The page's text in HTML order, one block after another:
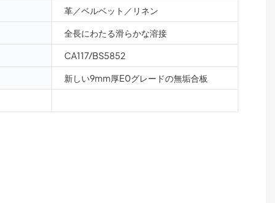
革／ベルベット／リネン
全長にわたる滑らかな溶接
CA117/BS5852
新しい9mm厚E0グレードの無垢合板